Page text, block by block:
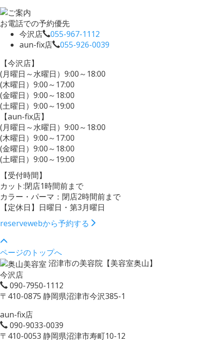
お電話での予約優先
今沢店
055-967-1112
aun-fix店
055-926-0039
【今沢店】
(月曜日～水曜日）9:00～18:00
(木曜日）9:00～17:00
(金曜日）9:00～18:00
(土曜日）9:00～19:00
【aun-fix店】
(月曜日～水曜日）9:00～18:00
(木曜日）9:00～17:00
(金曜日）9:00～18:00
(土曜日）9:00～19:00
【受付時間】
カット:閉店1時間前まで
カラー・パーマ：閉店2時間前まで
【定休日】日曜日・第3月曜日
reservewebから予約する
ページのトップへ
沼津市の美容院【美容室奥山】
今沢店
090-7950-1112
〒410-0875 静岡県沼津市今沢385-1
aun-fix店
090-9033-0039
〒410-0053 静岡県沼津市寿町10-12